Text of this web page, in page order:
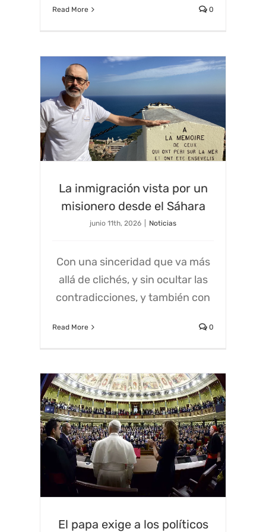
Read More 0
La inmigración vista por un
misionero desde el Sáhara
junio 11th, 2026 Noticias
Con una sinceridad que va más
allá de clichés, y sin ocultar las
contradicciones, y también con
Read More 0
El papa exige a los políticos